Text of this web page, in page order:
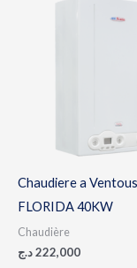
Chaudiere a
FLORIDA 40KW
Chaudière
222,000د.ج